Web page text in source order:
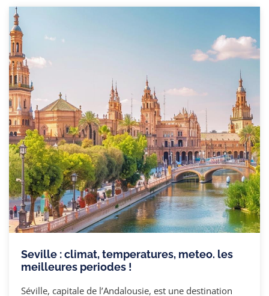
Seville : climat, temperatures, meteo. les
meilleures periodes !
Séville, capitale de l’Andalousie, est une destination